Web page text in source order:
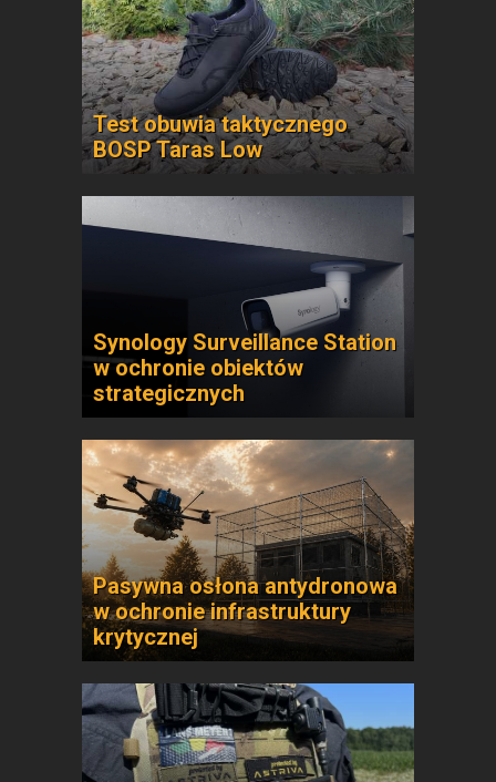
Test obuwia taktycznego
BOSP Taras Low
Synology Surveillance Station
w ochronie obiektów
strategicznych
Pasywna osłona antydronowa
w ochronie infrastruktury
krytycznej